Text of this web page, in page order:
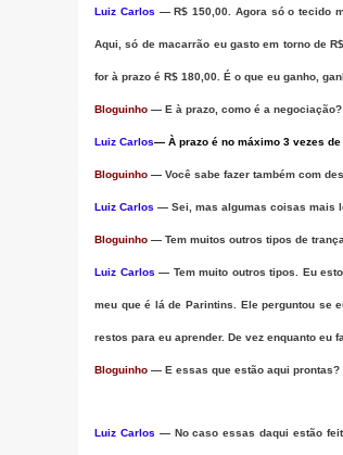
Luiz Carlos — R$ 150,00. Agora só o tecido
Aqui, só de macarrão eu gasto em torno de
for à prazo é R$ 180,00. É o que eu ganho,
Bloguinho — E à prazo, como é a negociação?
Luiz Carlos— À prazo é no máximo 3 vezes de
Bloguinho — Você sabe fazer também com
Luiz Carlos — Sei, mas algumas coisas mais
Bloguinho — Tem muitos outros tipos de
Luiz Carlos — Tem muito outros tipos. Eu
meu que é lá de Parintins. Ele perguntou se
restos para eu aprender. De vez enquanto eu
Bloguinho — E essas que estão aqui prontas?
Luiz Carlos — No caso essas daqui estão